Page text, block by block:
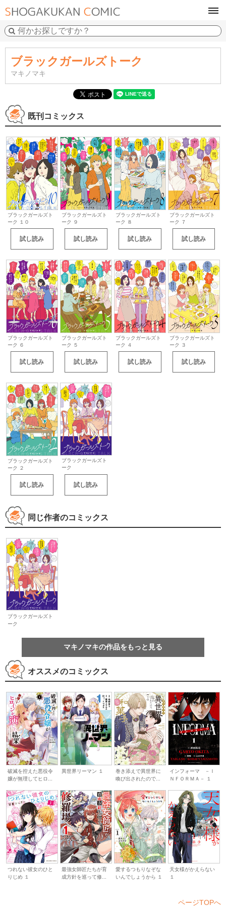
ブラックガールズトーク
マキノマキ
既刊コミックス
ブラックガールズト
ーク １０
試し読み
ブラックガールズト
ーク ９
試し読み
ブラックガールズト
ーク ８
試し読み
ブラックガールズト
ーク ７
試し読み
ブラックガールズト
ーク ６
試し読み
ブラックガールズト
ーク ５
試し読み
ブラックガールズト
ーク ４
試し読み
ブラックガールズト
ーク ３
試し読み
ブラックガールズト
ーク ２
試し読み
ブラックガールズト
ーク
試し読み
同じ作者のコミックス
ブラックガールズト
ーク
マキノマキの作品をもっと見る
オススメのコミックス
破滅を控えた悪役令
嬢が無理してヒロ...
異世界リーマン １
巻き添えで異世界に
喚び出されたので...
インフォーマ －Ｉ
ＮＦＯＲＭＡ－ １
つれない彼女のひと
りじめ １
最強女師匠たちが育
成方針を巡って修...
愛するつもりなぞな
いんでしょうから １
天女様がかえらない
１
ページTOPへ